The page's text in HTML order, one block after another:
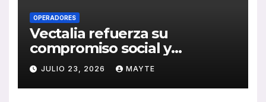
OPERADORES
Vectalia refuerza su
compromiso social y
medioambiental con la
publicación de su Memoria
de RSC 2025
JULIO 23, 2026 MAYTE